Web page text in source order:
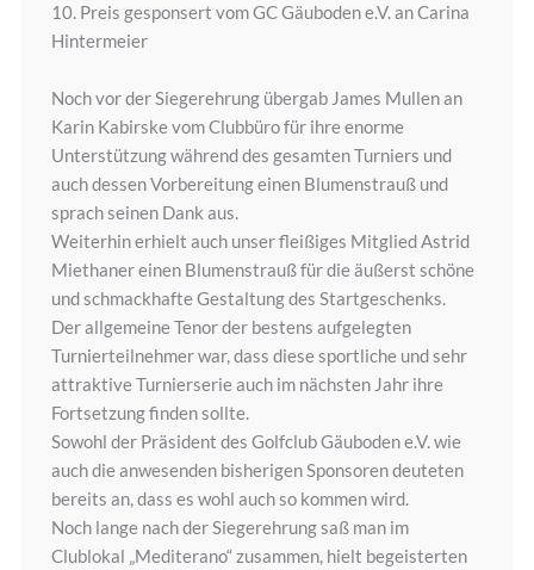
10. Preis gesponsert vom GC Gäuboden e.V. an Carina
Hintermeier
Noch vor der Siegerehrung übergab James Mullen an
Karin Kabirske vom Clubbüro für ihre enorme
Unterstützung während des gesamten Turniers und
auch dessen Vorbereitung einen Blumenstrauß und
sprach seinen Dank aus.
Weiterhin erhielt auch unser fleißiges Mitglied Astrid
Miethaner einen Blumenstrauß für die äußerst schöne
und schmackhafte Gestaltung des Startgeschenks.
Der allgemeine Tenor der bestens aufgelegten
Turnierteilnehmer war, dass diese sportliche und sehr
attraktive Turnierserie auch im nächsten Jahr ihre
Fortsetzung finden sollte.
Sowohl der Präsident des Golfclub Gäuboden e.V. wie
auch die anwesenden bisherigen Sponsoren deuteten
bereits an, dass es wohl auch so kommen wird.
Noch lange nach der Siegerehrung saß man im
Clublokal „Mediterano“ zusammen, hielt begeisterten